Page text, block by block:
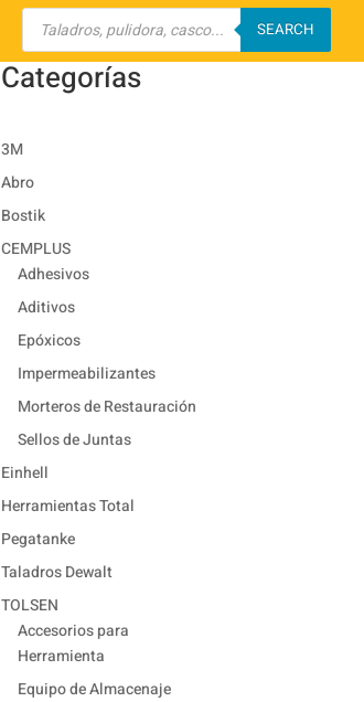
Búsqueda
productos
SEARCH
Categorías
3M
Abro
Bostik
CEMPLUS
Adhesivos
Aditivos
Epóxicos
Impermeabilizantes
Morteros de Restauración
Sellos de Juntas
Einhell
Herramientas Total
Pegatanke
Taladros Dewalt
TOLSEN
Accesorios para
Herramienta
Equipo de Almacenaje